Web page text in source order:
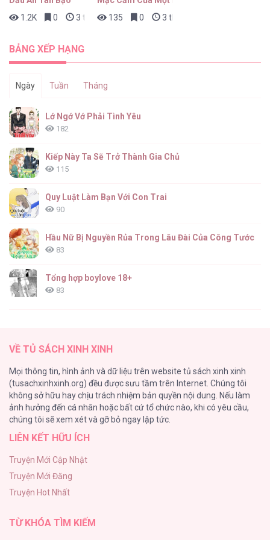
1.2K
0 3 tháng trước
135
0 3 tháng trước
BẢNG XẾP HẠNG
Ngày Tuần Tháng
Lớ Ngớ Vớ Phải Tình Yêu
182
Kiếp Này Ta Sẽ Trở Thành Gia Chủ
115
Quy Luật Làm Bạn Với Con Trai
90
Hầu Nữ Bị Nguyền Rủa Trong Lâu Đài Của Công Tước
83
Tổng hợp boylove 18+
83
82
TUYỂN TẬP MANHWA BÍ MẬT CƠ THỂ
74
Mối Tình Thầm Kín
Căn Nhà Của Dị Nhân
56
VỀ TỦ SÁCH XINH XINH
Mọi thông tin, hình ảnh và dữ liệu trên website tủ sách xinh xinh
(tusachxinhxinh.org) đều được sưu tầm trên Internet. Chúng tôi
không sở hữu hay chịu trách nhiệm bản quyền nội dung. Nếu làm
ảnh hưởng đến cá nhân hoặc bất cứ tổ chức nào, khi có yêu cầu,
chúng tôi sẽ xem xét và gỡ bỏ ngay lập tức.
LIÊN KẾT HỮU ÍCH
Truyện Mới Cập Nhật
Truyện Mới Đăng
Truyện Hot Nhất
TỪ KHÓA TÌM KIẾM